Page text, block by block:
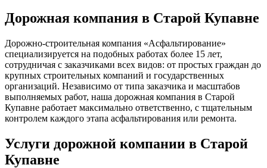
Дорожная компания в Старой Купавне
Дорожно-строительная компания «Асфальтирование»
специализируется на подобных работах более 15 лет,
сотрудничая с заказчиками всех видов: от простых граждан до
крупных строительных компаний и государственных
организаций. Независимо от типа заказчика и масштабов
выполняемых работ, наша дорожная компания в Старой
Купавне работает максимально ответственно, с тщательным
контролем каждого этапа асфальтирования или ремонта.
Услуги дорожной компании в Старой
Купавне